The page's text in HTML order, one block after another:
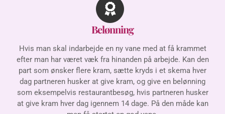
Belønning
Hvis man skal indarbejde en ny vane med at få krammet
efter man har været væk fra hinanden på arbejde. Kan den
part som ønsker flere kram, sætte kryds i et skema hver
dag partneren husker at give kram, og give en belønning
som eksempelvis restaurantbesøg, hvis partneren husker
at give kram hver dag igennem 14 dage. På den måde kan